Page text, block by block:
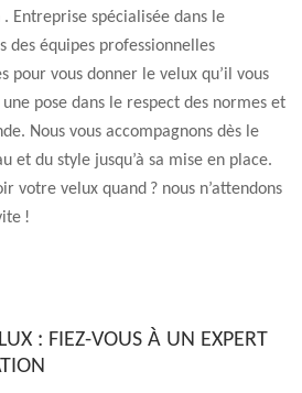
Entreprise spécialisée dans le
des équipes professionnelles
pour vous donner le velux qu’il vous
pose dans le respect des normes et
Nous vous accompagnons dès le
et du style jusqu’à sa mise en place.
votre velux quand ? nous n’attendons
!
: FIEZ-VOUS À UN EXPERT